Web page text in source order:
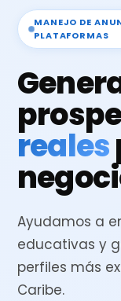
MANEJO DE
PLATAFORMAS
reales
Ayudamos a
educativas y
perfiles más
Caribe.